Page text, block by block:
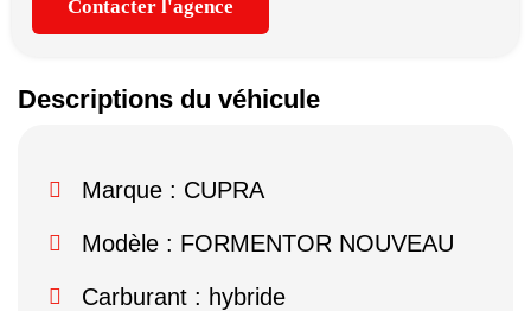
Contacter l'agence
Descriptions du véhicule
Marque : CUPRA
Modèle : FORMENTOR NOUVEAU
Carburant : hybride